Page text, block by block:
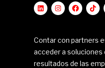
Contar con partners
acceder a
resultados de las